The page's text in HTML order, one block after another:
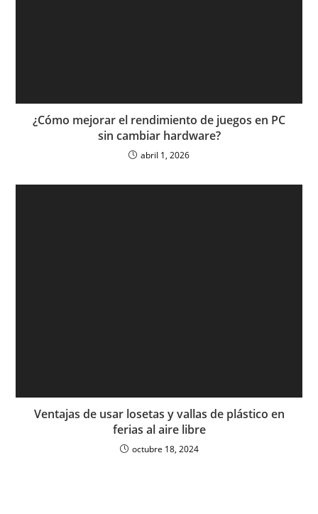
¿Cómo mejorar el rendimiento de juegos en PC
sin cambiar hardware?
abril 1, 2026
Ventajas de usar losetas y vallas de plástico en
ferias al aire libre
octubre 18, 2024